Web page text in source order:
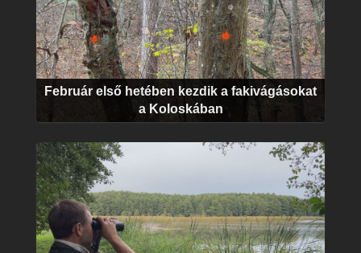
Február első hetében kezdik a fakivágásokat
a Koloskában